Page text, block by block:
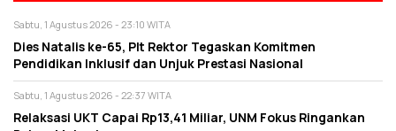
Sabtu, 1 Agustus 2026 - 23:10 WITA
Dies Natalis ke-65, Plt Rektor Tegaskan Komitmen
Pendidikan Inklusif dan Unjuk Prestasi Nasional
Sabtu, 1 Agustus 2026 - 22:37 WITA
Relaksasi UKT Capai Rp13,41 Miliar, UNM Fokus Ringankan